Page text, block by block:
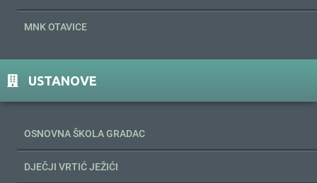
MNK OTAVICE
USTANOVE
OSNOVNA ŠKOLA GRADAC
DJEČJI VRTIĆ JEŽIĆI